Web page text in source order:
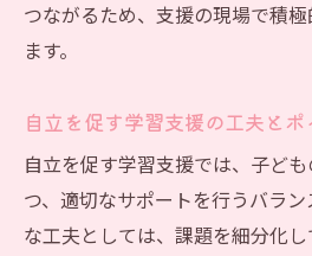
つながるため、支援の現場で積
ます。
自立を促す学習支援の工夫とポ
自立を促す学習支援では、子ど
つ、適切なサポートを行うバラ
な工夫としては、課題を細分化